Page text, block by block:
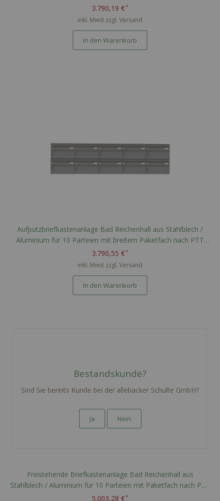
RAL nach Wahl
3.790,19 €
inkl. Mwst zzgl. Versand
In den Warenkorb
Aufputzbriefkastenanlage Bad Reichenhall aus Stahlblech /
Aluminium für 10 Parteien mit breitem Paketfach nach PTT
Norm - RAL nach Wahl
3.790,55 €
inkl. Mwst zzgl. Versand
In den Warenkorb
Freistehende Briefkastenanlage Bad Reichenhall aus
Stahlblech / Aluminium für 10 Parteien mit Paketfach nach PTT
Norm - RAL nach Wahl
5.003,28 €
Bestandskunde?
Sind Sie bereits Kunde bei der allebacker Schulte GmbH?
Ja Nein